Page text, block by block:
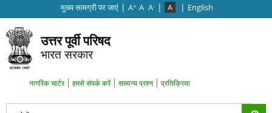
मुख्‍य सामग्री पर जाएं | A+ A A- | A | English
उत्तर पूर्वी परिषद
भारत सरकार
Search Top Menu
नागरिक चार्टर हमसे संपर्क करें सामान्य प्रश्न प्रतिक्रिया